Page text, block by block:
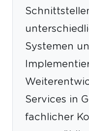
Systemen
Services in
fachlicher